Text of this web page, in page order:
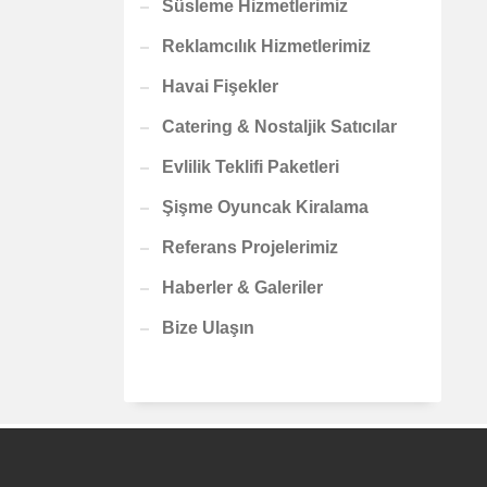
Süsleme Hizmetlerimiz
Reklamcılık Hizmetlerimiz
Havai Fişekler
Catering & Nostaljik Satıcılar
Evlilik Teklifi Paketleri
Şişme Oyuncak Kiralama
Referans Projelerimiz
Haberler & Galeriler
Bize Ulaşın